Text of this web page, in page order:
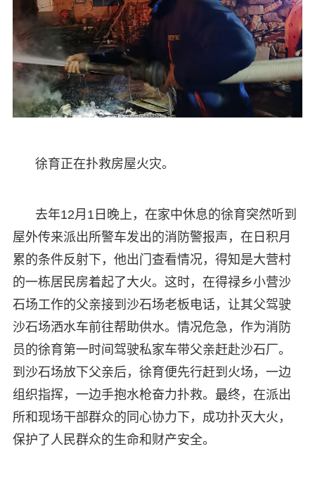
徐育正在扑救房屋火灾。
去年12月1日晚上，在家中休息的徐育突然听到
屋外传来派出所警车发出的消防警报声，在日积月
累的条件反射下，他出门查看情况，得知是大营村
的一栋居民房着起了大火。这时，在得禄乡小营沙
石场工作的父亲接到沙石场老板电话，让其父驾驶
沙石场洒水车前往帮助供水。情况危急，作为消防
员的徐育第一时间驾驶私家车带父亲赶赴沙石厂。
到沙石场放下父亲后，徐育便先行赶到火场，一边
组织指挥，一边手抱水枪奋力扑救。最终，在派出
所和现场干部群众的同心协力下，成功扑灭大火，
保护了人民群众的生命和财产安全。